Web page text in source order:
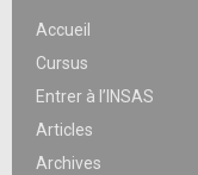
Accueil
Cursus
Entrer à l’INSAS
Articles
Archives